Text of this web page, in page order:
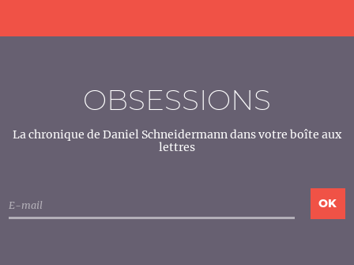
OBSESSIONS
La chronique de Daniel Schneidermann dans votre boîte aux
lettres